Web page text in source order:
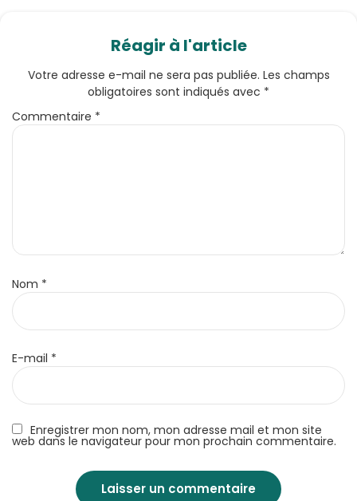
Réagir à l'article
Enregistrer mon nom, mon adresse mail et mon site
web dans le navigateur pour mon prochain commentaire.
Votre adresse e-mail ne sera pas publiée. Les champs
obligatoires sont indiqués avec *
Commentaire *
Nom *
E-mail *